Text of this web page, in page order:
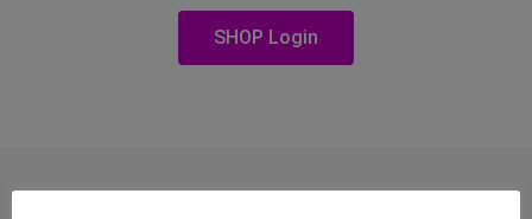
SHOP Login